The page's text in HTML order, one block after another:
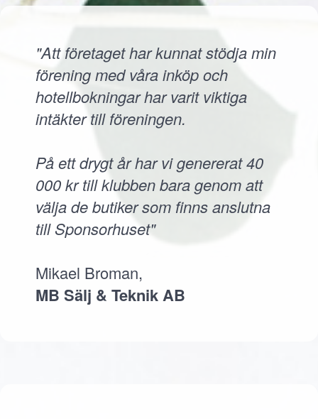
"Att företaget har kunnat stödja min
förening med våra inköp och
hotellbokningar har varit viktiga
intäkter till föreningen.
På ett drygt år har vi genererat 40
000 kr till klubben bara genom att
välja de butiker som finns anslutna
till Sponsorhuset"
Mikael Broman,
MB Sälj & Teknik AB